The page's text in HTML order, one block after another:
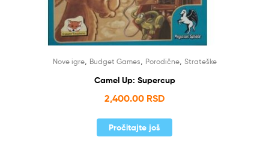
Nove igre, Budget Games Porodične, Strateške
Camel Up: Supercup
2,400.00 RSD
Pročitajte još